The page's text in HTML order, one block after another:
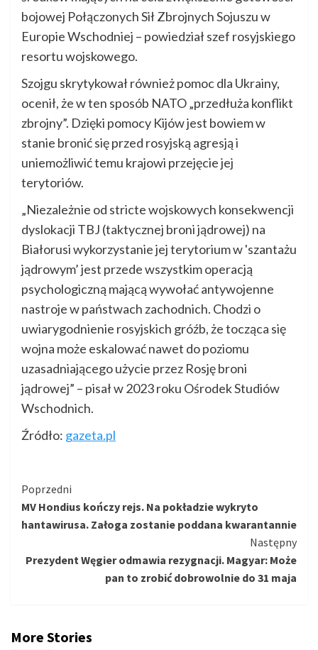
bojowej Połączonych Sił Zbrojnych Sojuszu w
Europie Wschodniej – powiedział szef rosyjskiego
resortu wojskowego.
Szojgu skrytykował również pomoc dla Ukrainy,
ocenił, że w ten sposób NATO „przedłuża konflikt
zbrojny”. Dzięki pomocy Kijów jest bowiem w
stanie bronić się przed rosyjską agresją i
uniemożliwić temu krajowi przejęcie jej
terytoriów.
„Niezależnie od stricte wojskowych konsekwencji
dyslokacji TBJ (taktycznej broni jądrowej) na
Białorusi wykorzystanie jej terytorium w 'szantażu
jądrowym’ jest przede wszystkim operacją
psychologiczną mającą wywołać antywojenne
nastroje w państwach zachodnich. Chodzi o
uwiarygodnienie rosyjskich gróźb, że tocząca się
wojna może eskalować nawet do poziomu
uzasadniającego użycie przez Rosję broni
jądrowej” – pisał w 2023 roku Ośrodek Studiów
Wschodnich.
Źródło: gazeta.pl
Kontynuuj
czytanie
Poprzedni
MV Hondius kończy rejs. Na pokładzie wykryto
hantawirusa. Załoga zostanie poddana kwarantannie
Następny
Prezydent Węgier odmawia rezygnacji. Magyar: Może
pan to zrobić dobrowolnie do 31 maja
More Stories